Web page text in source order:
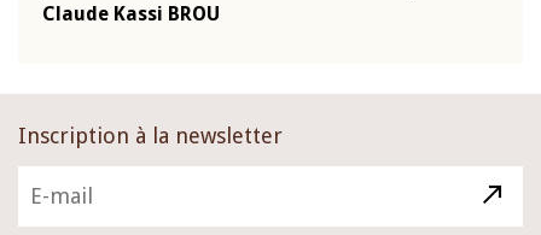
Inscription à la newsletter